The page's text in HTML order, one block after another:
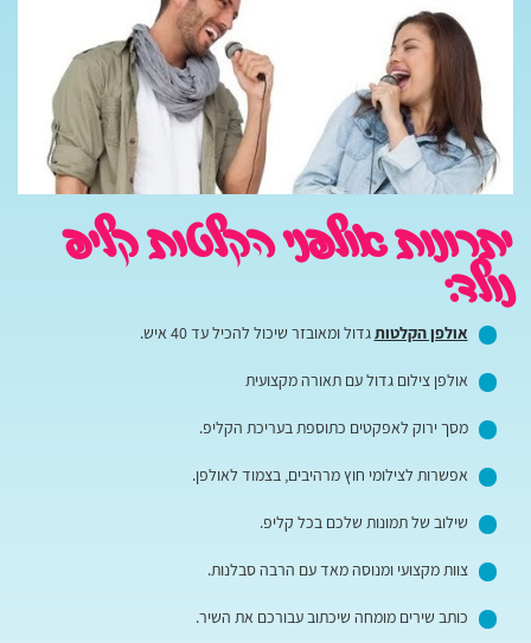
יתרונות אולפני הקלטות קליפ
נולד:
אולפן הקלטותגדול ומאובזר שיכול להכיל עד 40 איש.
אולפן צילום גדול עם תאורה מקצועית
מסך ירוק לאפקטים כתוספת בעריכת הקליפ.
אפשרות לצילומי חוץ מרהיבים, בצמוד לאולפן.
שילוב של תמונות שלכם בכל קליפ.
צוות מקצועי ומנוסה מאד עם הרבה סבלנות.
כותב שירים מומחה שיכתוב עבורכם את השיר.